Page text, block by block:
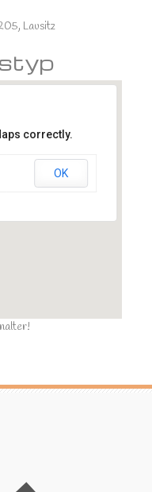
Lausitz
correctly.
OK